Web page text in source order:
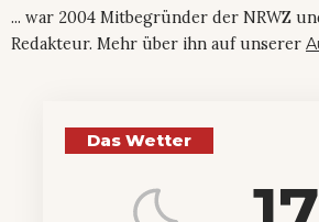
... war 2004 Mitbegründer der NRWZ
Redakteur. Mehr über ihn auf unserer
Das Wetter